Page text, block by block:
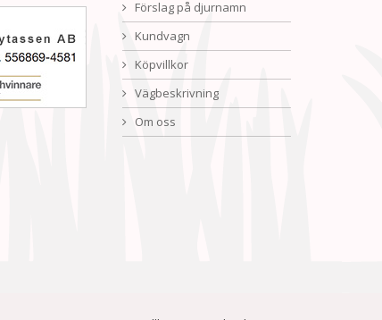
Förslag på djurnamn
Kundvagn
Köpvillkor
Vägbeskrivning
Om oss